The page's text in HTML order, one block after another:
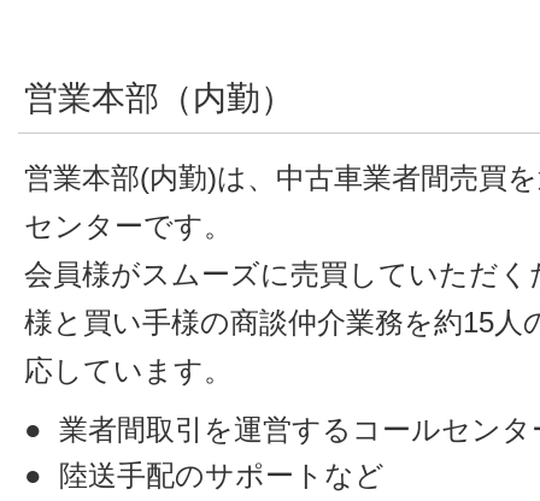
営業本部（内勤）
営業本部(内勤)は、中古車業者間売買
センターです。
会員様がスムーズに売買していただく
様と買い手様の商談仲介業務を約15人
応しています。
業者間取引を運営するコールセンタ
陸送手配のサポートなど